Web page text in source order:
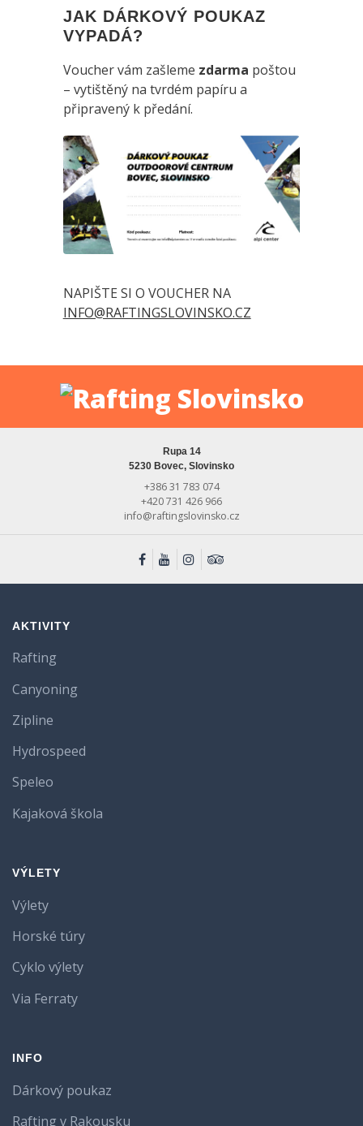
JAK DÁRKOVÝ POUKAZ
VYPADÁ?
Voucher vám zašleme zdarma poštou
– vytištěný na tvrdém papíru a
připravený k předání.
NAPIŠTE SI O VOUCHER NA
INFO@RAFTINGSLOVINSKO.CZ
Rupa 14
5230 Bovec, Slovinsko
+386 31 783 074
+420 731 426 966
info@raftingslovinsko.cz
AKTIVITY
Rafting
Canyoning
Zipline
Hydrospeed
Speleo
Kajaková škola
VÝLETY
Výlety
Horské túry
Cyklo výlety
Via Ferraty
INFO
Dárkový poukaz
Rafting v Rakousku